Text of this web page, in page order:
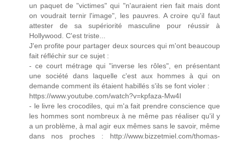
un paquet de "victimes" qui "n'auraient rien fait mais dont
on voudrait ternir l'image", les pauvres. A croire qu'il faut
attester de sa supériorité masculine pour réussir à
Hollywood. C'est triste...
J'en profite pour partager deux sources qui m'ont beaucoup
fait réfléchir sur ce sujet :
- ce court métrage qui "inverse les rôles", en présentant
une société dans laquelle c'est aux hommes à qui on
demande comment ils étaient habillés s'ils se font violer :
https://www.youtube.com/watch?v=kpfaza-Mw4I
- le livre les crocodiles, qui m'a fait prendre conscience que
les hommes sont nombreux à ne même pas réaliser qu'il y
a un problème, à mal agir eux mêmes sans le savoir, même
dans nos proches : http://www.bizzetmiel.com/thomas-